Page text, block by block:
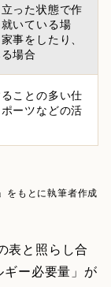
った状態で作
いている場
事をしたり、
場合
ことの多い仕
ーツなどの活
」をもとに執筆者作成
表と照らし合
ー必要量」が